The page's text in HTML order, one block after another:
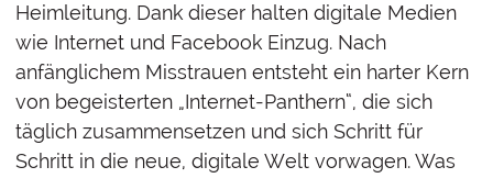
Heimleitung. Dank dieser halten digitale Medien
wie Internet und Facebook Einzug. Nach
anfänglichem Misstrauen entsteht ein harter Kern
von begeisterten „Internet-Panthern“, die sich
täglich zusammensetzen und sich Schritt für
Schritt in die neue, digitale Welt vorwagen. Was